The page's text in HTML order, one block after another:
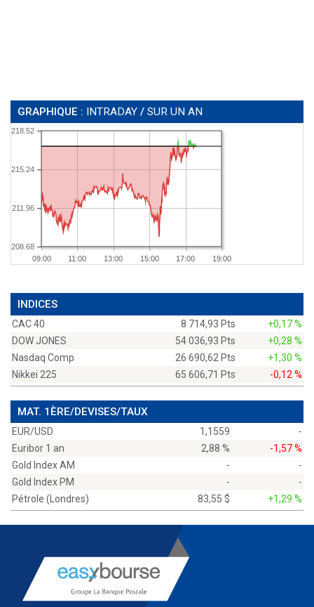
GRAPHIQUE : INTRADAY / SUR UN AN
09:00 11:00 13:00 15:00 17:00 19:00
208.68
211.96
215.24
218.52
INDICES
CAC 40 8 714,93 Pts
+0,17 %
DOW JONES
54 036,93 Pts
+0,28 %
Nasdaq Comp
26 690,62 Pts
+1,30 %
Nikkei 225
65 606,71 Pts -0,12 %
MAT. 1ÈRE/DEVISES/TAUX
EUR/USD 1,1559
-
Euribor 1 an
2,88 %
-1,57 %
Gold Index AM
-
-
Gold Index PM
-
-
Pétrole (Londres)
83,55 $ +1,29 %